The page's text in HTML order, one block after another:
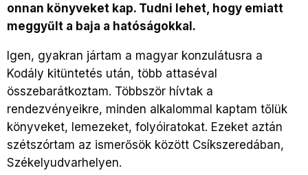
onnan könyveket kap. Tudni lehet, hogy emiatt
meggyűlt a baja a hatóságokkal.
Igen, gyakran jártam a magyar konzulátusra a
Kodály kitüntetés után, több attaséval
összebarátkoztam. Többször hívtak a
rendezvényeikre, minden alkalommal kaptam tőlük
könyveket, lemezeket, folyóiratokat. Ezeket aztán
szétszórtam az ismerősök között Csíkszeredában,
Székelyudvarhelyen.